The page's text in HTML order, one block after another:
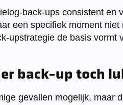
back-ups consistent en
een specifiek moment niet
upstrategie de basis vormt
back-up toch
gevallen mogelijk, maar